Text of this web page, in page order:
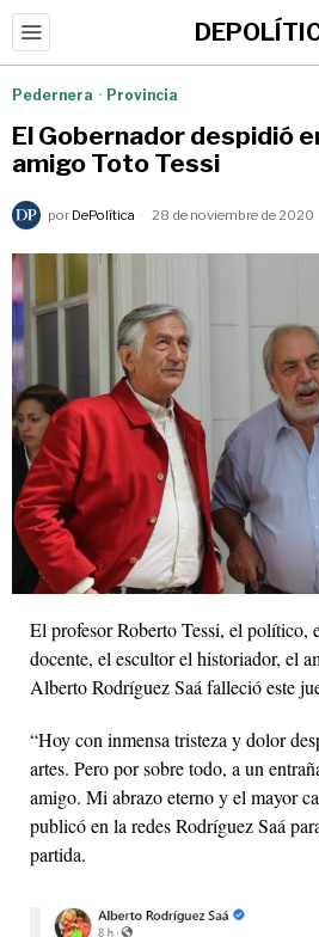
Pedernera · Provincia
El Gobernador despidió
amigo Toto Tessi
por DePolítica 28 de noviembre de 2020
El profesor Roberto Tessi, el político,
docente, el escultor el historiador, el
Alberto Rodríguez Saá falleció este
“Hoy con inmensa tristeza y dolor
artes. Pero por sobre todo, a un
amigo. Mi abrazo eterno y el mayor
publicó en la redes Rodríguez Saá
partida.